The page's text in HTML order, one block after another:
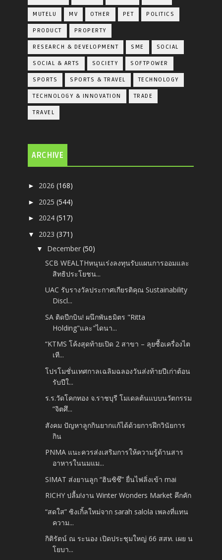
MUTELU MV OTHER PET POLITICS
PRODUCT PROPERTY
RESEARCH & DEVELOPMENT SME SOCIAL
SOCIAL & ARTS SOCIETY SOFTPOWER
SPORTS SPORTS & TRAVEL TECHNOLOGY
TECHNOLOGY & INNOVATION TRADE
TRAVEL
ARCHIVE
► 2026(168)
► 2025(544)
► 2024(517)
▼ 2023(371)
▼ December(50)
SCB WEALTHหนุนเร่งลงทุนรับแผนการออมและ
สิทธิประโยชน...
UAC รับรางวัลประกาศเกียรติคุณ Sustainability
Discl...
SA ติดปีกบิน! ผนึกพันธมิตร "Ritta
Holding"และ"ไดนา...
“KTMS โค้งสุดท้ายเปิด 2 สาขา – ลุยซื้อเครื่องไต
เที...
โปรโมชั่นเทศกาลเฉลิมฉลองวันส่งท้ายปีเก่าต้อน
รับปีใ...
ร.ร.วัดโคกทอง จ.ราชบุรี โมเดลต้นแบบนวัตกรรม
”จิตศึ...
สังคม ปัญหาลูกกินยากแก้ได้ด้วยการฝึกวินัยการ
กิน
PNMA แนะควรส่งเสริมการให้ความรู้ด้านสาร
อาหารในนมแม...
SIMAT ส่งยานลูก “ฮินซิซึ” ยื่นไฟลิ่งเข้า mai
RICHY ปลื้ม!งาน Winter Wonders Market คึกคัก
“สดใส” ซิงเกิ้ลใหม่จาก sarah salola เพลงที่แทน
ความ...
กิติรัตน์ ณ ระนอง เปิดประชุมใหญ่ 66 สสท. เผย น
โยบา...